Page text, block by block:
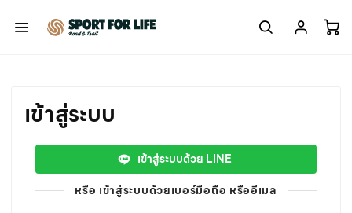
เข้าสู่ระบบ
เข้าสู่ระบบด้วย LINE
หรือ เข้าสู่ระบบด้วยเบอร์มือถือ หรืออีเมล